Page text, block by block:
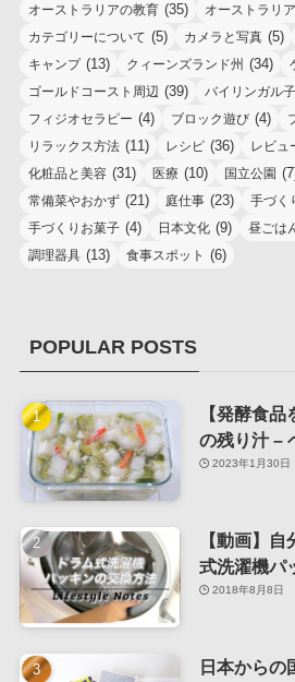
オーストラリアの教育 (35) オーストラリ
カテゴリーについて (5) カメラと写真 (5)
キャンプ(13) クィーンズランド州 (34)
ゴールドコースト周辺 (39) バイリンガル
フィジオセラピー (4) ブロック遊び (4)
リラックス方法 (11) レシピ (36) レビュ
化粧品と美容 (31) 医療 (10) 国立公園
常備菜やおかず (21) 庭仕事 (23) 手づく
手づくりお菓子 (4) 日本文化 (9) 昼ごは
調理器具 (13) 食事スポット (6)
POPULAR POSTS
【発酵食
の残り汁 –
2023年1月30日
【動画】
式洗濯機パ
2018年8月8日
日本からの